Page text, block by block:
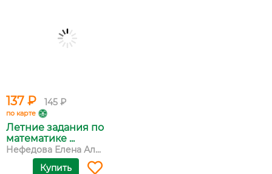
137 ₽ 145 ₽
по карте
Летние задания по
математике ...
Нефедова Елена Ал...
Купить